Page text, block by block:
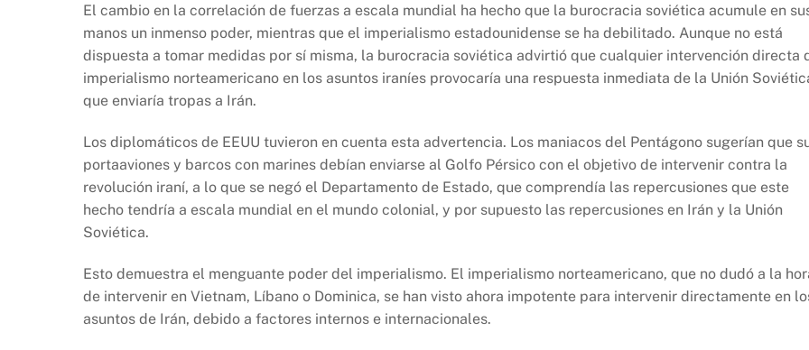
El cambio en la correlación de fuerzas a escala mundial ha hecho que la burocracia soviética acumule en
manos un inmenso poder, mientras que el imperialismo estadounidense se ha debilitado. Aunque no está
dispuesta a tomar medidas por sí misma, la burocracia soviética advirtió que cualquier intervención directa
imperialismo norteamericano en los asuntos iraníes provocaría una respuesta inmediata de la Unión
que enviaría tropas a Irán.
Los diplomáticos de EEUU tuvieron en cuenta esta advertencia. Los maniacos del Pentágono sugerían que
portaaviones y barcos con marines debían enviarse al Golfo Pérsico con el objetivo de intervenir contra la
revolución iraní, a lo que se negó el Departamento de Estado, que comprendía las repercusiones que este
hecho tendría a escala mundial en el mundo colonial, y por supuesto las repercusiones en Irán y la Unión
Soviética.
Esto demuestra el menguante poder del imperialismo. El imperialismo norteamericano, que no dudó a la
de intervenir en Vietnam, Líbano o Dominica, se han visto ahora impotente para intervenir directamente en
asuntos de Irán, debido a factores internos e internacionales.